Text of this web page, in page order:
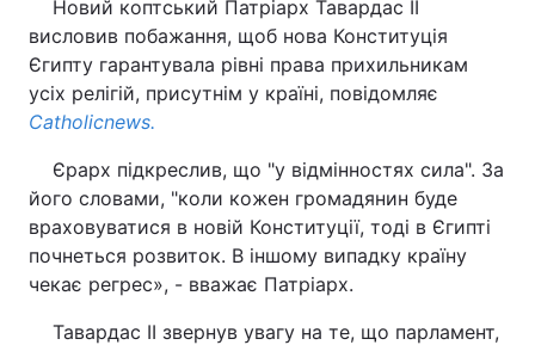
Новий коптський Патріарх Тавардас II
висловив побажання, щоб нова Конституція
Єгипту гарантувала рівні права прихильникам
усіх релігій, присутнім у країні, повідомляє
Сatholicnews.
Єрарх підкреслив, що "у відмінностях сила". За
його словами, "коли кожен громадянин буде
враховуватися в новій Конституції, тоді в Єгипті
почнеться розвиток. В іншому випадку країну
чекає регрес», - вважає Патріарх.
Тавардас II звернув увагу на те, що парламент,